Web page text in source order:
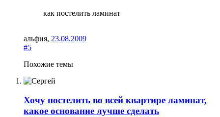
как постелить ламинат
альфия, 23.08.2009
#5
Похожие темы
Хочу постелить во всей квартире ламинат,
какое основание лучше сделать